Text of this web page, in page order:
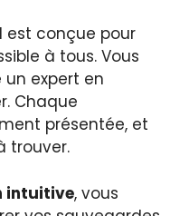
est conçue pour
à tous. Vous
un expert en
Chaque
présentée, et
trouver.
intuitive, vous